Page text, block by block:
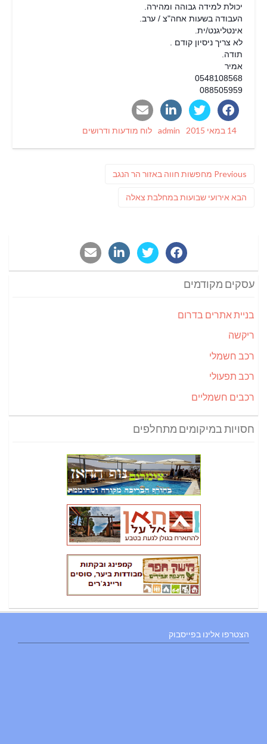
יכולת למידה גבוהה ומהירה.
העבודה בשעות אחה"צ / ערב.
אינטליגנט/ית.
לא צריך ניסיון קודם .
תודה.
אמיר
0548108568
088505959
Posted
14 במאי 2015 Author
admin
Categories
לוח מודעות ודרושים
Previous
Previous
מחפשות חווה באזור הר הנגב
הבא פוסט
אירועי שבועות במחלבת צאלה
עסקים מקודמים
בניית אתרים בדרום
ריקשה
רכב חשמלי
רכב תפעולי
רכבים חשמליים
חסויות במיקומים מתחלפים
הצטרפו אלינו בפייסבוק